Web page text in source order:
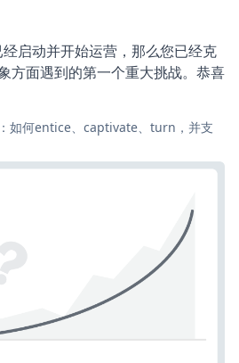
启动并开始运营，那么您已经克
方面遇到的第一个重大挑战。恭喜
如何entice、captivate、turn，并支